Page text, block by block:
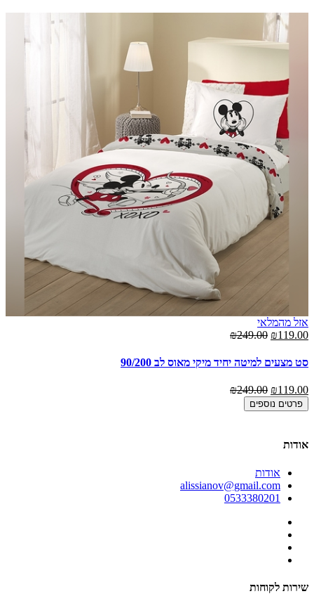
אזל מהמלאי
₪119.00
₪249.00
סט מצעים למיטה יחיד מיקי מאוס לב 90/200
₪119.00
₪249.00
פרטים נוספים
אודות
אודות
alissianov@gmail.com
0533380201
שירות לקוחות